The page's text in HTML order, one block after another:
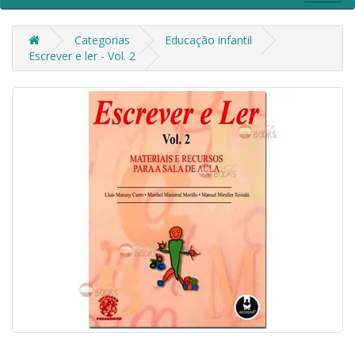
Categorias
Educação infantil
Escrever e ler - Vol. 2